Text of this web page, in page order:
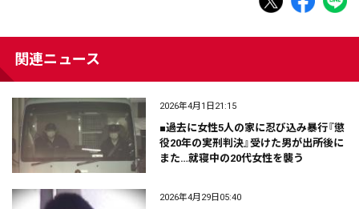
関連ニュース
2026年4月1日21:15
■過去に女性5人の家に忍び込み暴行『懲
役20年の実刑判決』受けた男が出所後に
また…就寝中の20代女性を襲う
2026年4月29日05:40